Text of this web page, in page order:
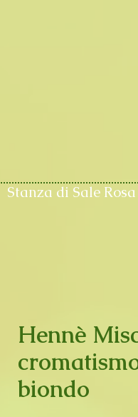
Stanza di Sale Rosa
Hennè
biondo